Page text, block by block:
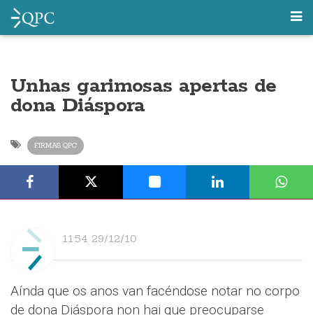
Unhas garimosas apertas de
dona Diáspora
FIRMAS QPC
11:54 29/12/10
Aínda que os anos van facéndose notar no corpo
de dona Diáspora non hai que preocuparse